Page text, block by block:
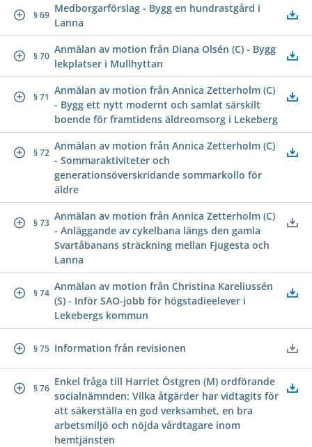
§ 69
Medborgarförslag - Bygg en hundrastgård i
Lanna
§ 70
Anmälan av motion från Diana Olsén (C) - Bygg
lekplatser i Mullhyttan
§ 71
Anmälan av motion från Annica Zetterholm (C)
- Bygg ett nytt modernt och samlat särskilt
boende för framtidens äldreomsorg i Lekeberg
§ 72
Anmälan av motion från Annica Zetterholm (C)
- Sommaraktiviteter och
generationsöverskridande sommarkollo för
äldre
§ 73
Anmälan av motion från Annica Zetterholm (C)
- Anläggande av cykelbana längs den gamla
Svartåbanans sträckning mellan Fjugesta och
Lanna
§ 74
Anmälan av motion från Christina Kareliussén
(S) - Inför SAO-jobb för högstadieelever i
Lekebergs kommun
§ 75 Information från revisionen
§ 76
Enkel fråga till Harriet Östgren (M) ordförande
socialnämnden: Vilka åtgärder har vidtagits för
att säkerställa en god verksamhet, en bra
arbetsmiljö och nöjda vårdtagare inom
hemtjänsten